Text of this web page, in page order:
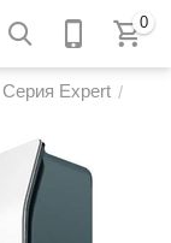
0
Серия Expert /